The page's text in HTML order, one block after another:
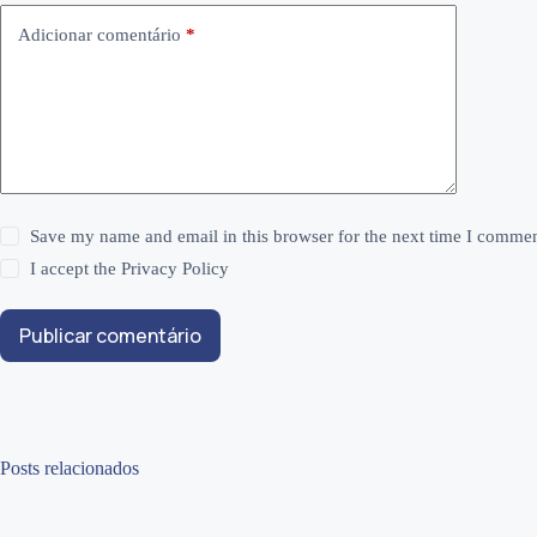
Adicionar comentário *
Save my name and email in this browser for the next time I
I accept thePrivacy Policy
Publicar comentário
Posts relacionados